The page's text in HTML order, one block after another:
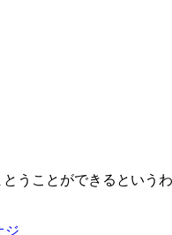
うことができるという